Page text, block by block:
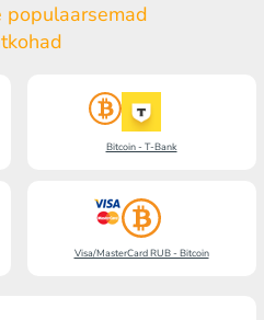
populaarsemad
Bitcoin - T-Bank
Visa/MasterCard RUB - Bitcoin